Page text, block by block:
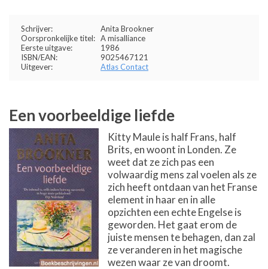
Schrijver:
Anita Brookner
Oorspronkelijke titel: A misalliance
Eerste uitgave:
1986
ISBN/EAN:
9025467121
Uitgever:
Atlas Contact
Een voorbeeldige liefde
Kitty Maule is half Frans, half
Brits, en woont in Londen. Ze
weet dat ze zich pas een
volwaardig mens zal voelen als ze
zich heeft ontdaan van het Franse
element in haar en in alle
opzichten een echte Engelse is
geworden. Het gaat erom de
juiste mensen te behagen, dan zal
ze veranderen in het magische
wezen waar ze van droomt.